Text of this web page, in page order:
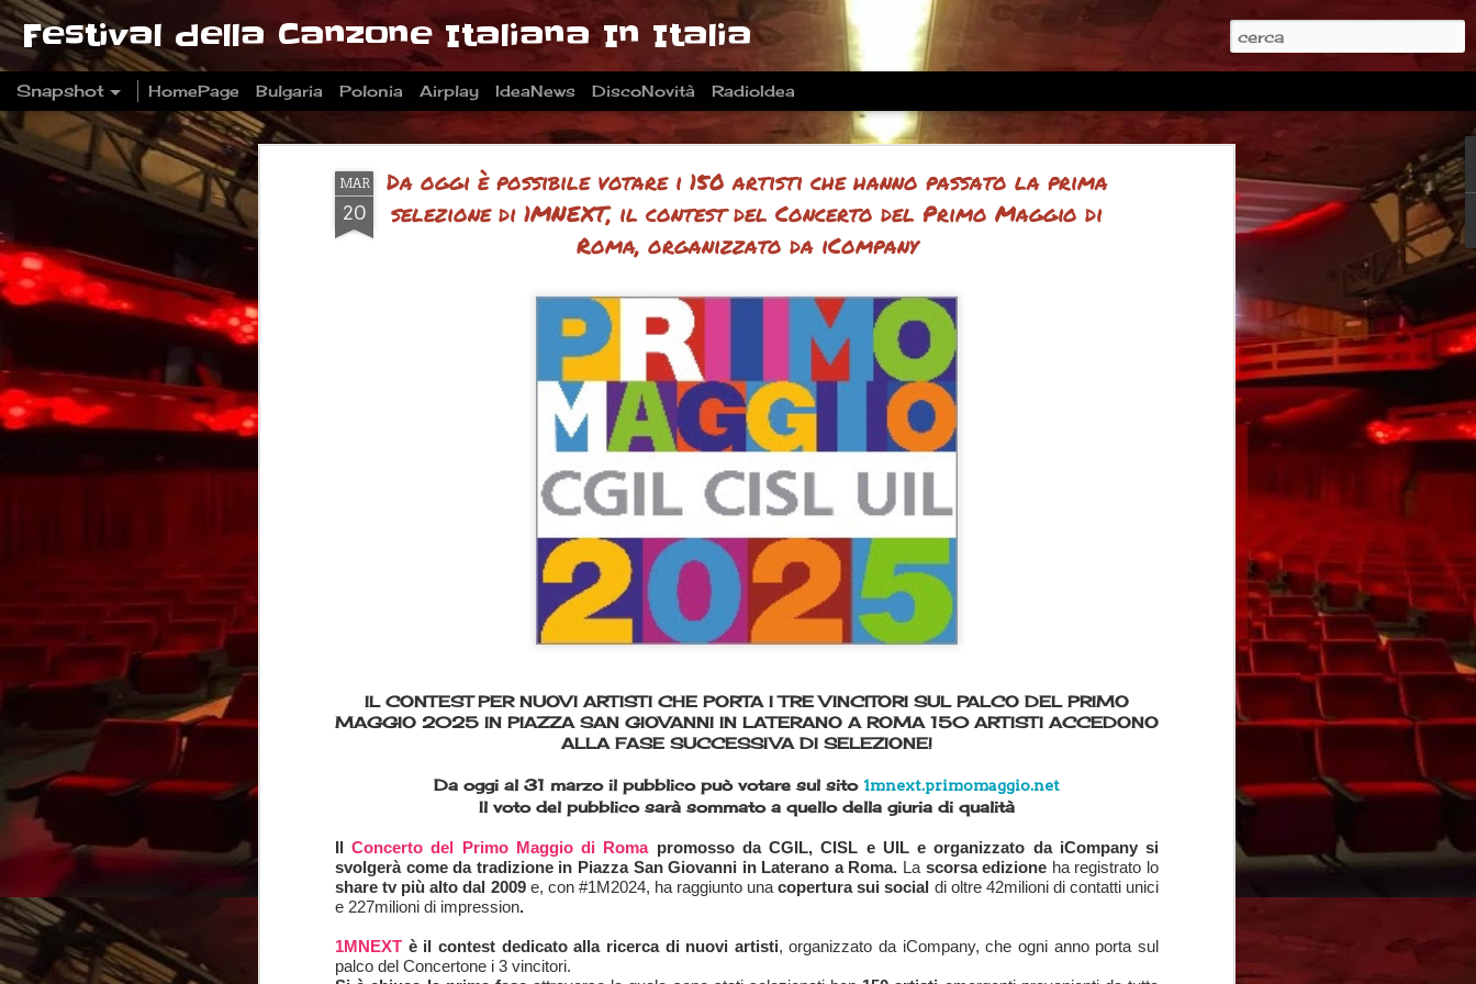
MAR
20
Da oggi è possibile votare i 150 artisti che hanno passato la prima
selezione di 1MNEXT, il contest del Concerto del Primo Maggio di
Roma, organizzato da iCompany
IL CONTEST PER NUOVI ARTISTI CHE PORTA I TRE VINCITORI SUL PALCO DEL PRIMO
MAGGIO 2025 IN PIAZZA SAN GIOVANNI IN LATERANO A ROMA 150 ARTISTI ACCEDONO
ALLA FASE SUCCESSIVA DI SELEZIONE!
Da oggi al 31 marzo il pubblico può votare sul sito 1mnext.primomaggio.net
Il voto del pubblico sarà sommato a quello della giuria di qualità
IlConcerto del Primo Maggio di Romapromosso da CGIL, CISL e UIL e organizzato da iCompany si
svolgerà come da tradizione in Piazza San Giovanni in Laterano a Roma. La scorsa edizione ha registrato lo
share tv più alto dal 2009e, con #1M2024, ha raggiunto unacopertura sui social di oltre 42milioni di contatti unici
e 227milioni di impression.
1MNEXT è il contest dedicato alla ricerca di nuovi artisti, organizzato da iCompany, che ogni anno porta sul
palco del Concertone i 3 vincitori.
Festival della Canzone Italiana In Italia
Snapshot HomePage Bulgaria Polonia Airplay IdeaNews DiscoNovità RadioIdea
Sanremo 2026: Il Trionfo di Sal da Vinci e il Dietro le Quinte dei "7 Samurai" di Radio IdeaTony Riggi rilancia il Festival 2026 con un nuovo inno radiofonico
Tony Riggi rilancia il Festival 2026 con un nuovo inno radiofonico
Medimex 2025: aperta la Call per gli Showcase della XV edizione Da oggi è possibile votare i 150 artisti che
Sasinae Festival: talento e passione sul palco, tra vincitori e nuove opportunità